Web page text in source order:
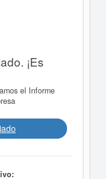
¡Es
el Informe